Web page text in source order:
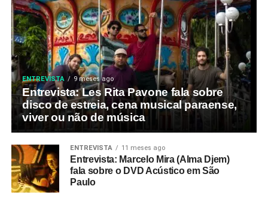
ENTREVISTA 9 meses ago
Entrevista: Les Rita Pavone fala sobre
disco de estreia, cena musical paraense,
viver ou não de música
ENTREVISTA 11 meses ago
Entrevista: Marcelo Mira (Alma Djem)
fala sobre o DVD Acústico em São
Paulo